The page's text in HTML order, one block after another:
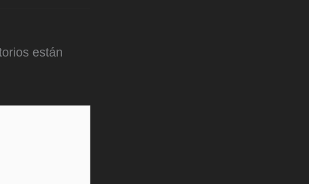
están